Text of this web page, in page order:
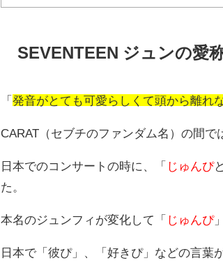
SEVENTEEN ジュンの
「発音がとても可愛らしくて頭から離れ
CARAT（セブチのファンダム名）の間で
日本でのコンサートの時に、「 じゅんぴ
た。
本名のジュンフィが変化して「 じゅんぴ
日本で「彼ぴ」、「好きぴ」などの言葉